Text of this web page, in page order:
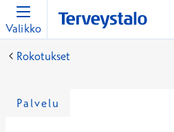
Valikko
Rokotukset
Palvelu